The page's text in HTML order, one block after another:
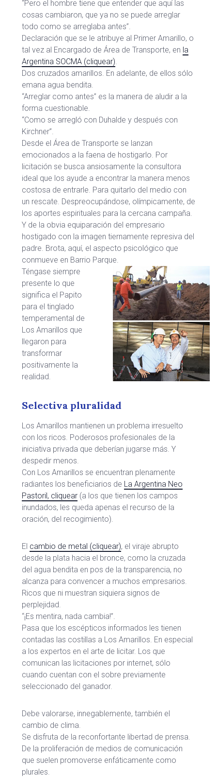
“Pero el hombre tiene que entender que aquí las
cosas cambiaron, que ya no se puede arreglar
todo como se arreglaba antes”.
Declaración que se le atribuye al Primer Amarillo, o
tal vez al Encargado de Área de Transporte, en la
Argentina SOCMA (cliquear).
Dos cruzados amarillos. En adelante, de ellos sólo
emana agua bendita.
“Arreglar como antes” es la manera de aludir a la
forma cuestionable.
“Como se arregló con Duhalde y después con
Kirchner”.
Desde el Área de Transporte se lanzan
emocionados a la faena de hostigarlo. Por
licitación se busca ansiosamente la consultora
ideal que los ayude a encontrar la manera menos
costosa de entrarle. Para quitarlo del medio con
un rescate. Despreocupándose, olímpicamente, de
los aportes espirituales para la cercana campaña.
Y de la obvia equiparación del empresario
hostigado con la imagen tiernamente represiva del
padre. Brota, aquí, el aspecto psicológico que
conmueve en Barrio Parque.
Téngase siempre
presente lo que
significa el Papito
para el tinglado
temperamental de
Los Amarillos que
llegaron para
transformar
positivamente la
realidad.
Selectiva pluralidad
Los Amarillos mantienen un problema irresuelto
con los ricos. Poderosos profesionales de la
iniciativa privada que deberían jugarse más. Y
despedir menos.
Con Los Amarillos se encuentran plenamente
radiantes los beneficiarios de La Argentina Neo
Pastoril, cliquear (a los que tienen los campos
inundados, les queda apenas el recurso de la
oración, del recogimiento).
El cambio de metal (cliquear), el viraje abrupto
desde la plata hacia el bronce, como la cruzada
del agua bendita en pos de la transparencia, no
alcanza para convencer a muchos empresarios.
Ricos que ni muestran siquiera signos de
perplejidad.
“¡Es mentira, nada cambia!”.
Pasa que los escépticos informados les tienen
contadas las costillas a Los Amarillos. En especial
a los expertos en el arte de licitar. Los que
comunican las licitaciones por internet, sólo
cuando cuentan con el sobre previamente
seleccionado del ganador.
Debe valorarse, innegablemente, también el
cambio de clima.
Se disfruta de la reconfortante libertad de prensa.
De la proliferación de medios de comunicación
que suelen promoverse enfáticamente como
plurales.